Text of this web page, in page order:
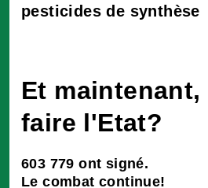
pesticides de synthèse
Les pesticides sont des
ce qui est vivant. Ils sont dans
l’estomac des abeilles, dans le
nouveau-nés, dans le nid des
des mères, dans les pommes et
pesticides sont une tragédie
Parkinson, des troubles
enfants, des infertilités, des
Et maintenant,
faire l'Etat?
603 779 ont signé.
Atteignons
Le combat continue!